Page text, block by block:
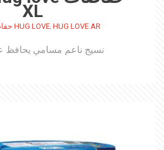
XL
HUG LOVE AR
,HUG LOVE حفاضات قديمة
نسيج ناعم مسامي يحافظ